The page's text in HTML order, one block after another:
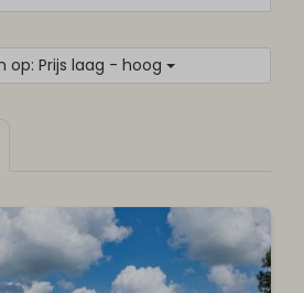
op: Prijs laag - hoog